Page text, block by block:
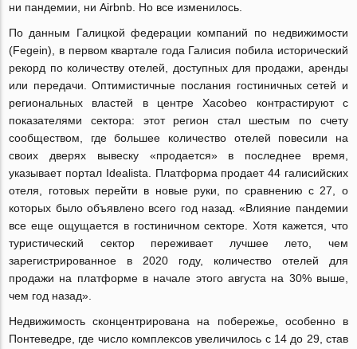
ни пандемии, ни Airbnb. Но все изменилось.
По данным Галицкой федерации компаний по недвижимости
(Fegein), в первом квартале года Галисия побила исторический
рекорд по количеству отелей, доступных для продажи, аренды
или передачи. Оптимистичные послания гостиничных сетей и
региональных властей в центре Xacobeo контрастируют с
показателями сектора: этот регион стал шестым по счету
сообществом, где большее количество отелей повесили на
своих дверях вывеску «продается» в последнее время,
указывает портал Idealista. Платформа продает 44 галисийских
отеля, готовых перейти в новые руки, по сравнению с 27, о
которых было объявлено всего год назад. «Влияние пандемии
все еще ощущается в гостиничном секторе. Хотя кажется, что
туристический сектор переживает лучшее лето, чем
зарегистрированное в 2020 году, количество отелей для
продажи на платформе в начале этого августа на 30% выше,
чем год назад».
Недвижимость сконцентрирована на побережье, особенно в
Понтеведре, где число комплексов увеличилось с 14 до 29, став